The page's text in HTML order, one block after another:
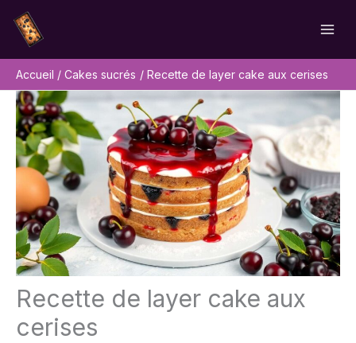
contenu
Accueil
Cakes sucrés Recette de layer cake aux cerises
Recette de layer cake aux
cerises
Rechercher